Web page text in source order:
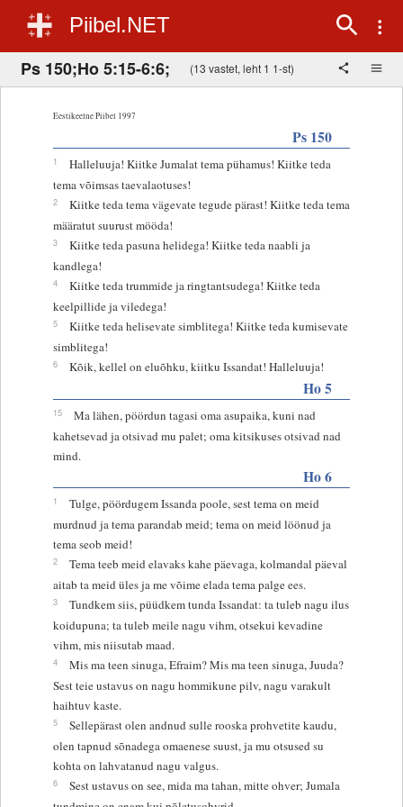
Piibel.NET
Ps 150;Ho 5:15-6:6; (13 vastet, leht 1 1-st)
Eestikeelne Piibel 1997
Ps 150
1
Halleluuja! Kiitke Jumalat tema pühamus! Kiitke teda
tema võimsas taevalaotuses!
2
Kiitke teda tema vägevate tegude pärast! Kiitke teda tema
määratut suurust mööda!
3
Kiitke teda pasuna helidega! Kiitke teda naabli ja
kandlega!
4
Kiitke teda trummide ja ringtantsudega! Kiitke teda
keelpillide ja viledega!
5
Kiitke teda helisevate simblitega! Kiitke teda kumisevate
simblitega!
6 Kõik, kellel on eluõhku, kiitku Issandat! Halleluuja!
Ho 5
15
Ma lähen, pöördun tagasi oma asupaika, kuni nad
kahetsevad ja otsivad mu palet; oma kitsikuses otsivad nad
mind.
Ho 6
1
Tulge, pöördugem Issanda poole, sest tema on meid
murdnud ja tema parandab meid; tema on meid löönud ja
tema seob meid!
2
Tema teeb meid elavaks kahe päevaga, kolmandal päeval
aitab ta meid üles ja me võime elada tema palge ees.
3
Tundkem siis, püüdkem tunda Issandat: ta tuleb nagu ilus
koidupuna; ta tuleb meile nagu vihm, otsekui kevadine
vihm, mis niisutab maad.
4
Mis ma teen sinuga, Efraim? Mis ma teen sinuga, Juuda?
Sest teie ustavus on nagu hommikune pilv, nagu varakult
haihtuv kaste.
5
Sellepärast olen andnud sulle rooska prohvetite kaudu,
olen tapnud sõnadega omaenese suust, ja mu otsused su
kohta on lahvatanud nagu valgus.
6
Sest ustavus on see, mida ma tahan, mitte ohver; Jumala